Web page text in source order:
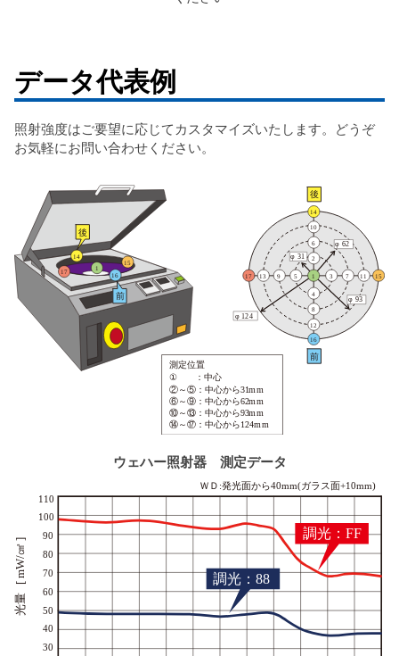
データ代表例
照射強度はご要望に応じてカスタマイズいたします。どうぞ
お気軽にお問い合わせください。
ウェハー照射器 測定データ